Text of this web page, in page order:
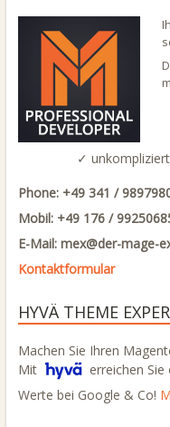
✓
Phone: +49 341 /
Mobil: +49 176 /
E-Mail: mex@der-mage-
Kontaktformular
HYVÄ THEME
Machen Sie Ihren
Mit
erreichen
Werte bei Google & Co!